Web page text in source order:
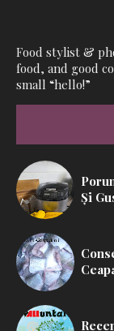
Food stylist &
food, and good
small “hello!”
Și